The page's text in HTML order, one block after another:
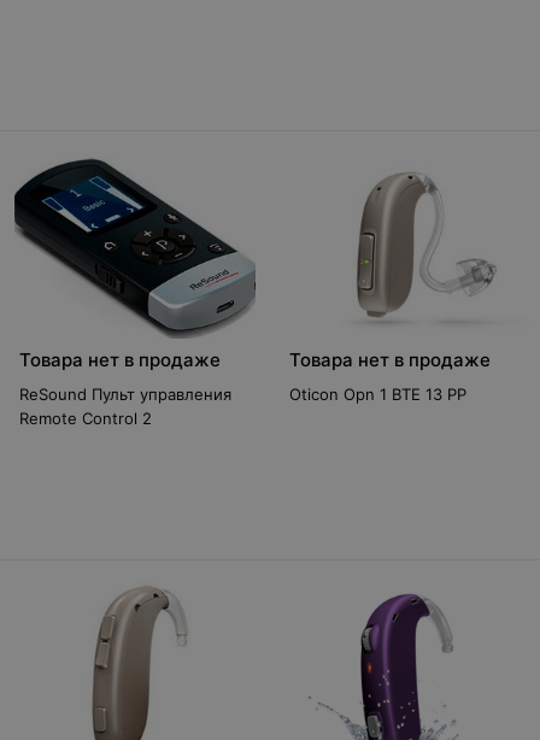
Товара нет в продаже
ReSound Пульт управления
Remote Control 2
Товара нет в продаже
Oticon Opn 1 BTE 13 PP